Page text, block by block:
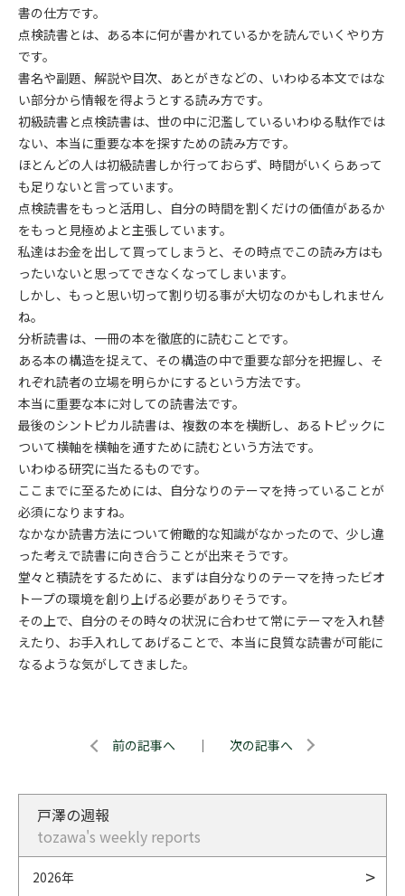
書の仕方です。
点検読書とは、ある本に何が書かれているかを読んでいくやり方
です。
書名や副題、解説や目次、あとがきなどの、いわゆる本文ではな
い部分から情報を得ようとする読み方です。
初級読書と点検読書は、世の中に氾濫しているいわゆる駄作では
ない、本当に重要な本を探すための読み方です。
ほとんどの人は初級読書しか行っておらず、時間がいくらあって
も足りないと言っています。
点検読書をもっと活用し、自分の時間を割くだけの価値があるか
をもっと見極めよと主張しています。
私達はお金を出して買ってしまうと、その時点でこの読み方はも
ったいないと思ってできなくなってしまいます。
しかし、もっと思い切って割り切る事が大切なのかもしれません
ね。
分析読書は、一冊の本を徹底的に読むことです。
ある本の構造を捉えて、その構造の中で重要な部分を把握し、そ
れぞれ読者の立場を明らかにするという方法です。
本当に重要な本に対しての読書法です。
最後のシントピカル読書は、複数の本を横断し、あるトピックに
ついて横軸を横軸を通すために読むという方法です。
いわゆる研究に当たるものです。
ここまでに至るためには、自分なりのテーマを持っていることが
必須になりますね。
なかなか読書方法について俯瞰的な知識がなかったので、少し違
った考えで読書に向き合うことが出来そうです。
堂々と積読をするために、まずは自分なりのテーマを持ったビオ
トープの環境を創り上げる必要がありそうです。
その上で、自分のその時々の状況に合わせて常にテーマを入れ替
えたり、お手入れしてあげることで、本当に良質な読書が可能に
なるような気がしてきました。
前の記事へ ｜ 次の記事へ
戸澤の週報
tozawa's weekly reports
2026年